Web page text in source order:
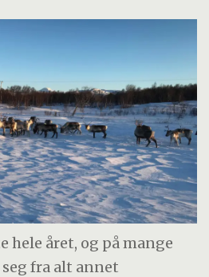
hele året, og på mange
fra alt annet